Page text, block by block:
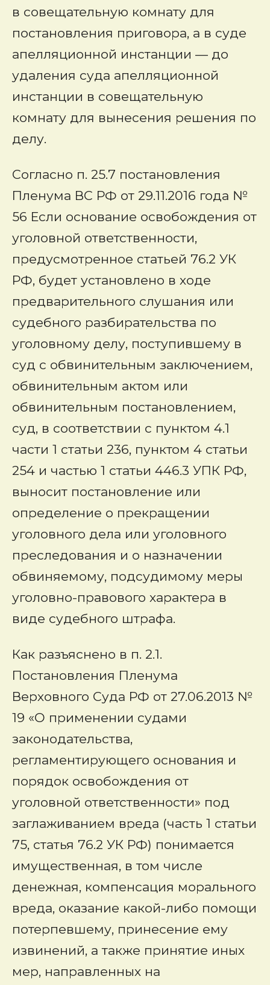
в совещательную комнату для
постановления приговора, а в суде
апелляционной инстанции — до
удаления суда апелляционной
инстанции в совещательную
комнату для вынесения решения по
делу.
Согласно п. 25.7 постановления
Пленума ВС РФ от 29.11.2016 года №
56 Если основание освобождения от
уголовной ответственности,
предусмотренное статьей 76.2 УК
РФ, будет установлено в ходе
предварительного слушания или
судебного разбирательства по
уголовному делу, поступившему в
суд с обвинительным заключением,
обвинительным актом или
обвинительным постановлением,
суд, в соответствии с пунктом 4.1
части 1 статьи 236, пунктом 4 статьи
254 и частью 1 статьи 446.3 УПК РФ,
выносит постановление или
определение о прекращении
уголовного дела или уголовного
преследования и о назначении
обвиняемому, подсудимому меры
уголовно-правового характера в
виде судебного штрафа.
Как разъяснено в п. 2.1.
Постановления Пленума
Верховного Суда РФ от 27.06.2013 №
19 «О применении судами
законодательства,
регламентирующего основания и
порядок освобождения от
уголовной ответственности» под
заглаживанием вреда (часть 1 статьи
75, статья 76.2 УК РФ) понимается
имущественная, в том числе
денежная, компенсация морального
вреда, оказание какой-либо помощи
потерпевшему, принесение ему
извинений, а также принятие иных
мер, направленных на